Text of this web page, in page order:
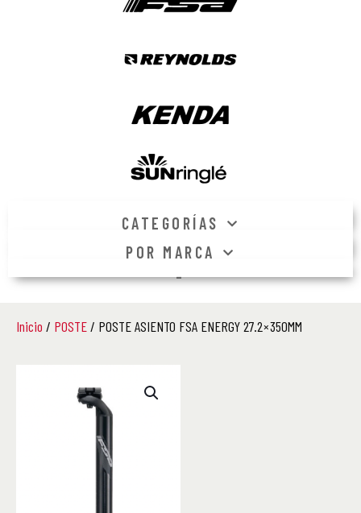
CATEGORÍAS
POR MARCA
–
Inicio / POSTE/ POSTE ASIENTO FSA ENERGY 27.2 × 350MM